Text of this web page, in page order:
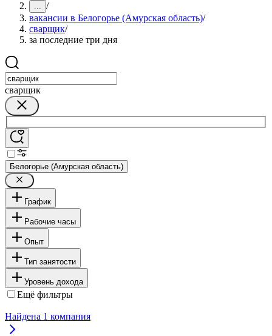
... /
вакансии в Белогорье (Амурская область)/
сварщик/
за последние три дня
сварщик
Белогорье (Амурская область)
График
Рабочие часы
Опыт
Тип занятости
Уровень дохода
Ещё фильтры
Найдена 1 компания